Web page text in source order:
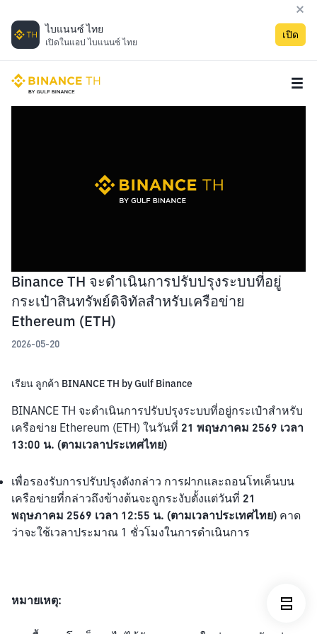
ไบแนนซ์ ไทย
เปิดในแอป ไบแนนซ์ ไทย
เปิด
Binance TH จะดำเนินการปรับปรุงระบบที่อยู่
กระเป๋าสินทรัพย์ดิจิทัลสำหรับเครือข่าย
Ethereum (ETH)
2026-05-20
เรียน ลูกค้า BINANCE TH by Gulf Binance
BINANCE TH จะดำเนินการปรับปรุงระบบที่อยู่กระเป๋าสำหรับ
เครือข่าย Ethereum (ETH) ในวันที่ 21 พฤษภาคม 2569 เวลา
13:00 น. (ตามเวลาประเทศไทย)
เพื่อรองรับการปรับปรุงดังกล่าว การฝากและถอนโทเค็นบน
เครือข่ายที่กล่าวถึงข้างต้นจะถูกระงับตั้งแต่วันที่ 21
พฤษภาคม 2569 เวลา 12:55 น. (ตามเวลาประเทศไทย) คาด
ว่าจะใช้เวลาประมาณ 1 ชั่วโมงในการดำเนินการ
หมายเหตุ: